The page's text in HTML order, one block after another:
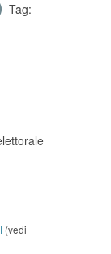
Tag:
(vedi